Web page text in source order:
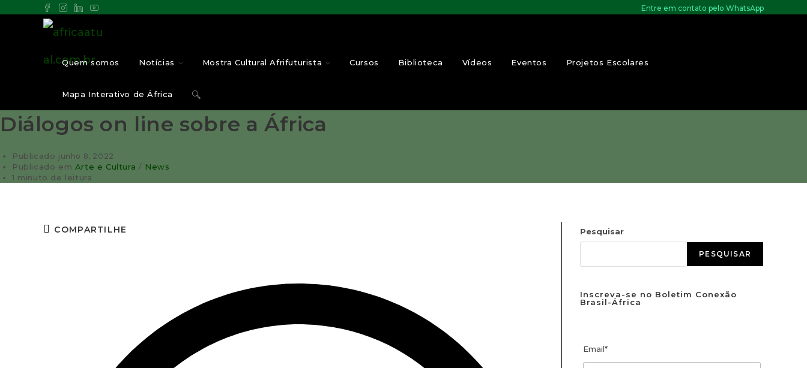
Entre em contato pelo WhatsApp
Quem somos Notícias Mostra Cultural Afrifuturista Cursos Biblioteca Vídeos Eventos Projetos Escolares
Mapa Interativo de África
Diálogos on line sobre a África
Publicado junho 8, 2022
Publicado em Arte e Cultura / News
1 minuto de leitura
COMPARTILHE Pesquisar
PESQUISAR
Inscreva-se no Boletim Conexão
Brasil-África
Email*